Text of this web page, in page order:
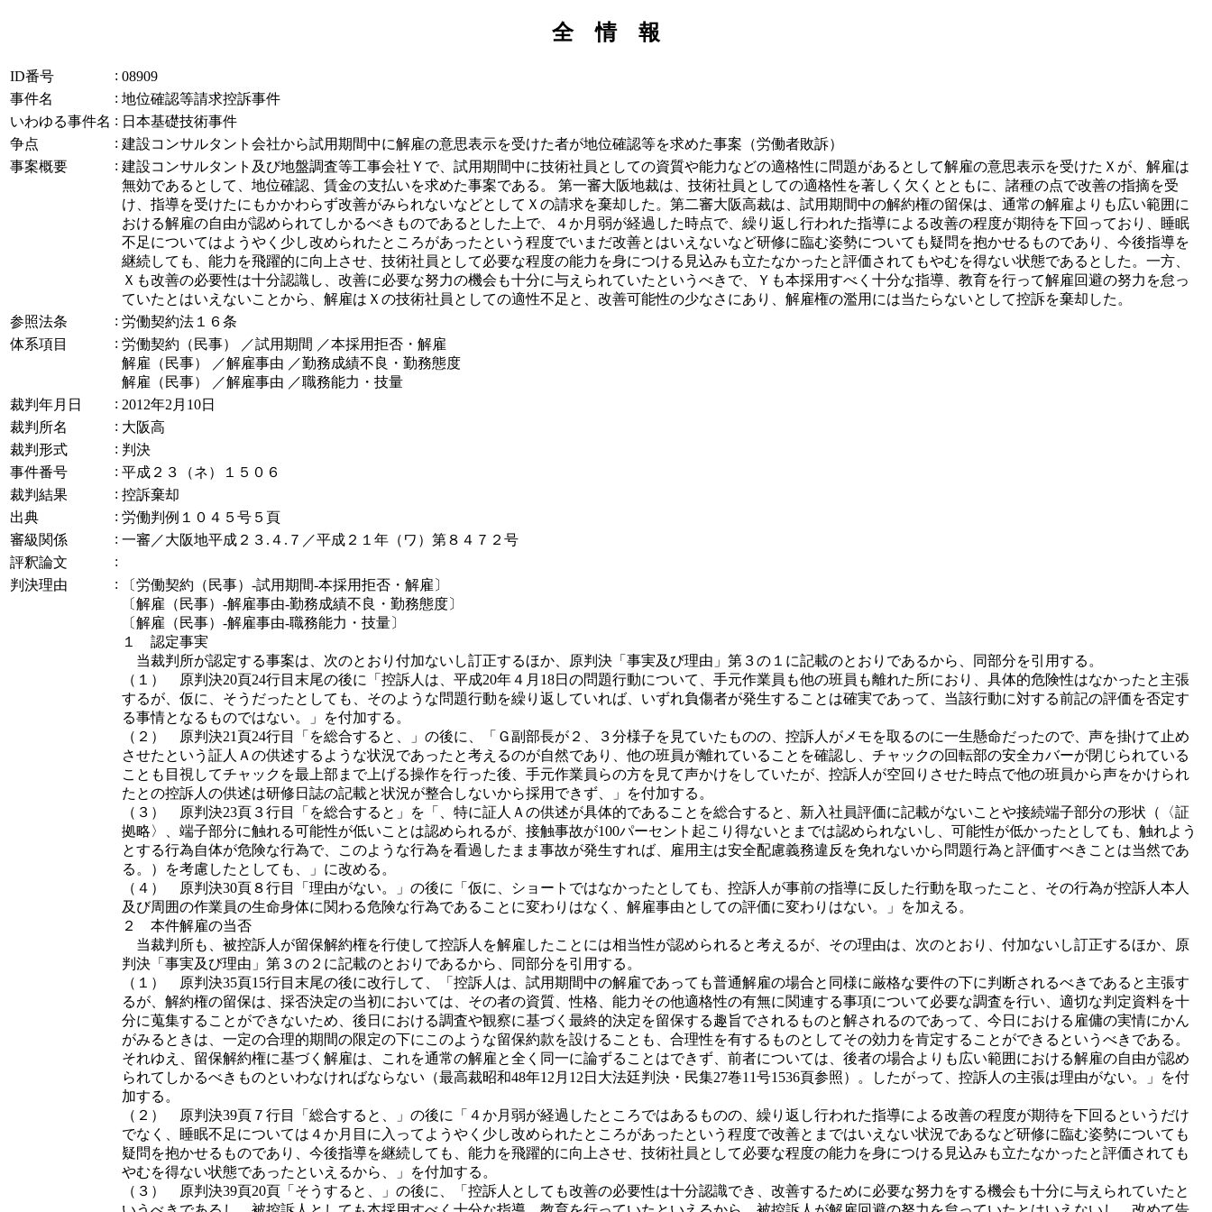
全 情 報
ID番号 : 08909
事件名
: 地位確認等請求控訴事件
いわゆる事件名 : 日本基礎技術事件
争点
: 建設コンサルタント会社から試用期間中に解雇の意思表示を受けた者が地位確認等を求めた事案（労働者敗訴）
事案概要
: 建設コンサルタント及び地盤調査等工事会社Ｙで、試用期間中に技術社員としての資質や能力などの適格性に問題があるとして解雇の意思表示を受けたＸが、解雇は
無効であるとして、地位確認、賃金の支払いを求めた事案である。 第一審大阪地裁は、技術社員としての適格性を著しく欠くとともに、諸種の点で改善の指摘を受
け、指導を受けたにもかかわらず改善がみられないなどとしてＸの請求を棄却した。第二審大阪高裁は、試用期間中の解約権の留保は、通常の解雇よりも広い範囲に
おける解雇の自由が認められてしかるべきものであるとした上で、４か月弱が経過した時点で、繰り返し行われた指導による改善の程度が期待を下回っており、睡眠
不足についてはようやく少し改められたところがあったという程度でいまだ改善とはいえないなど研修に臨む姿勢についても疑問を抱かせるものであり、今後指導を
継続しても、能力を飛躍的に向上させ、技術社員として必要な程度の能力を身につける見込みも立たなかったと評価されてもやむを得ない状態であるとした。一方、
Ｘも改善の必要性は十分認識し、改善に必要な努力の機会も十分に与えられていたというべきで、Ｙも本採用すべく十分な指導、教育を行って解雇回避の努力を怠っ
ていたとはいえないことから、解雇はＸの技術社員としての適性不足と、改善可能性の少なさにあり、解雇権の濫用には当たらないとして控訴を棄却した。
参照法条
: 労働契約法１６条
体系項目
: 労働契約（民事） ／試用期間 ／本採用拒否・解雇
解雇（民事） ／解雇事由 ／勤務成績不良・勤務態度
解雇（民事） ／解雇事由 ／職務能力・技量
裁判年月日
: 2012年2月10日
裁判所名
: 大阪高
裁判形式
: 判決
事件番号
: 平成２３（ネ）１５０６
裁判結果
: 控訴棄却
出典
: 労働判例１０４５号５頁
審級関係
: 一審／大阪地平成２３.４.７／平成２１年（ワ）第８４７２号
評釈論文
:
判決理由
:
〔労働契約（民事）‐試用期間‐本採用拒否・解雇〕
〔解雇（民事）‐解雇事由‐勤務成績不良・勤務態度〕
〔解雇（民事）‐解雇事由‐職務能力・技量〕
１ 認定事実
当裁判所が認定する事案は、次のとおり付加ないし訂正するほか、原判決「事実及び理由」第３の１に記載のとおりであるから、同部分を引用する。
（１） 原判決20頁24行目末尾の後に「控訴人は、平成20年４月18日の問題行動について、手元作業員も他の班員も離れた所におり、具体的危険性はなかったと主張
するが、仮に、そうだったとしても、そのような問題行動を繰り返していれば、いずれ負傷者が発生することは確実であって、当該行動に対する前記の評価を否定す
る事情となるものではない。」を付加する。
（２） 原判決21頁24行目「を総合すると、」の後に、「Ｇ副部長が２、３分様子を見ていたものの、控訴人がメモを取るのに一生懸命だったので、声を掛けて止め
させたという証人Ａの供述するような状況であったと考えるのが自然であり、他の班員が離れていることを確認し、チャックの回転部の安全カバーが閉じられている
ことも目視してチャックを最上部まで上げる操作を行った後、手元作業員らの方を見て声かけをしていたが、控訴人が空回りさせた時点で他の班員から声をかけられ
たとの控訴人の供述は研修日誌の記載と状況が整合しないから採用できず、」を付加する。
（３） 原判決23頁３行目「を総合すると」を「、特に証人Ａの供述が具体的であることを総合すると、新入社員評価に記載がないことや接続端子部分の形状（〈証
拠略〉、端子部分に触れる可能性が低いことは認められるが、接触事故が100パーセント起こり得ないとまでは認められないし、可能性が低かったとしても、触れよう
とする行為自体が危険な行為で、このような行為を看過したまま事故が発生すれば、雇用主は安全配慮義務違反を免れないから問題行為と評価すべきことは当然であ
る。）を考慮したとしても、」に改める。
（４） 原判決30頁８行目「理由がない。」の後に「仮に、ショートではなかったとしても、控訴人が事前の指導に反した行動を取ったこと、その行為が控訴人本人
及び周囲の作業員の生命身体に関わる危険な行為であることに変わりはなく、解雇事由としての評価に変わりはない。」を加える。
２ 本件解雇の当否
当裁判所も、被控訴人が留保解約権を行使して控訴人を解雇したことには相当性が認められると考えるが、その理由は、次のとおり、付加ないし訂正するほか、原
判決「事実及び理由」第３の２に記載のとおりであるから、同部分を引用する。
（１） 原判決35頁15行目末尾の後に改行して、「控訴人は、試用期間中の解雇であっても普通解雇の場合と同様に厳格な要件の下に判断されるべきであると主張す
るが、解約権の留保は、採否決定の当初においては、その者の資質、性格、能力その他適格性の有無に関連する事項について必要な調査を行い、適切な判定資料を十
分に蒐集することができないため、後日における調査や観察に基づく最終的決定を留保する趣旨でされるものと解されるのであって、今日における雇傭の実情にかん
がみるときは、一定の合理的期間の限定の下にこのような留保約款を設けることも、合理性を有するものとしてその効力を肯定することができるというべきである。
それゆえ、留保解約権に基づく解雇は、これを通常の解雇と全く同一に論ずることはできず、前者については、後者の場合よりも広い範囲における解雇の自由が認め
られてしかるべきものといわなければならない（最高裁昭和48年12月12日大法廷判決・民集27巻11号1536頁参照）。したがって、控訴人の主張は理由がない。」を付
加する。
（２） 原判決39頁７行目「総合すると、」の後に「４か月弱が経過したところではあるものの、繰り返し行われた指導による改善の程度が期待を下回るというだけ
でなく、睡眠不足については４か月目に入ってようやく少し改められたところがあったという程度で改善とまではいえない状況であるなど研修に臨む姿勢についても
疑問を抱かせるものであり、今後指導を継続しても、能力を飛躍的に向上させ、技術社員として必要な程度の能力を身につける見込みも立たなかったと評価されても
やむを得ない状態であったといえるから、」を付加する。
（３） 原判決39頁20頁「そうすると、」の後に、「控訴人としても改善の必要性は十分認識でき、改善するために必要な努力をする機会も十分に与えられていたと